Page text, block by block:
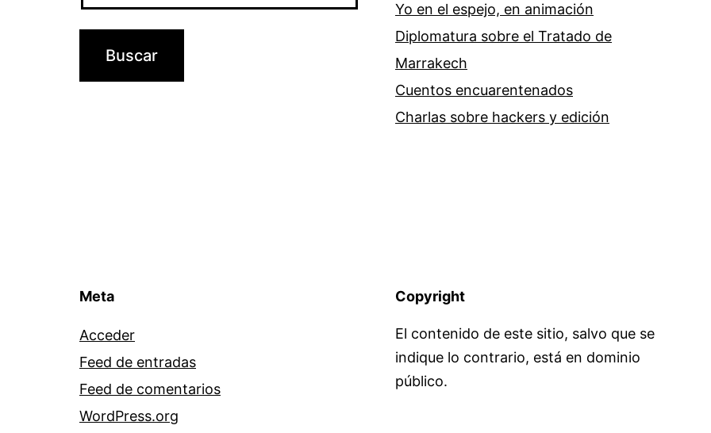
Yo en el espejo, en animación
Diplomatura sobre el Tratado de
Marrakech
Cuentos encuarentenados
Charlas sobre hackers y edición
Meta
Acceder
Feed de entradas
Feed de comentarios
WordPress.org
Copyright
El contenido de este sitio, salvo que se
indique lo contrario, está en dominio
público.